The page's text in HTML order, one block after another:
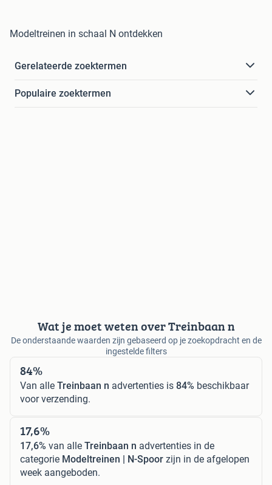
Modeltreinen in schaal N ontdekken
Gerelateerde zoektermen
Populaire zoektermen
Wat je moet weten over Treinbaan n
De onderstaande waarden zijn gebaseerd op je zoekopdracht en de
ingestelde filters
84%
Van alle Treinbaan n advertenties is 84% beschikbaar
voor verzending.
17,6%
17,6% van alle Treinbaan n advertenties in de
categorie Modeltreinen | N-Spoor zijn in de afgelopen
week aangeboden.